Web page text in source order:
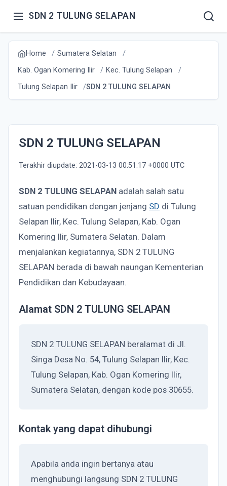
SDN 2 TULUNG SELAPAN
Home
Sumatera Selatan
Kab. Ogan Komering Ilir
Kec. Tulung Selapan
Tulung Selapan Ilir
SDN 2 TULUNG SELAPAN
SDN 2 TULUNG SELAPAN
Terakhir diupdate: 2021-03-13 00:51:17 +0000 UTC
SDN 2 TULUNG SELAPAN adalah salah satu
satuan pendidikan dengan jenjang SD di Tulung
Selapan Ilir, Kec. Tulung Selapan, Kab. Ogan
Komering Ilir, Sumatera Selatan. Dalam
menjalankan kegiatannya, SDN 2 TULUNG
SELAPAN berada di bawah naungan Kementerian
Pendidikan dan Kebudayaan.
Alamat SDN 2 TULUNG SELAPAN
SDN 2 TULUNG SELAPAN beralamat di Jl.
Singa Desa No. 54, Tulung Selapan Ilir, Kec.
Tulung Selapan, Kab. Ogan Komering Ilir,
Sumatera Selatan, dengan kode pos 30655.
Kontak yang dapat dihubungi
Apabila anda ingin bertanya atau
menghubungi langsung SDN 2 TULUNG